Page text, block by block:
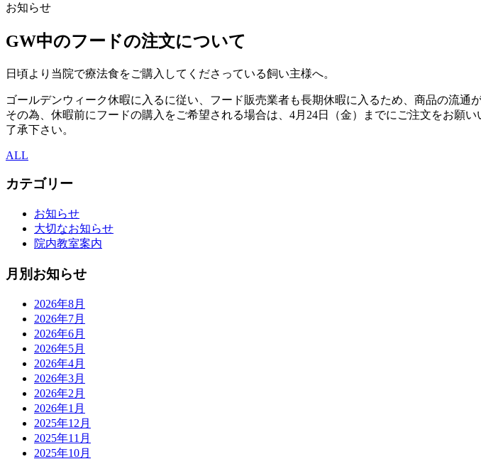
お知らせ
GW中のフードの注文について
日頃より当院で療法食をご購入してくださっている飼い主様へ。
ゴールデンウィーク休暇に入るに従い、フード販売業者も長期休暇に入るため、商品の流通
その為、休暇前にフードの購入をご希望される場合は、4月24日（金）までにご注文をお願
了承下さい。
ALL
カテゴリー
お知らせ
大切なお知らせ
院内教室案内
月別お知らせ
2026年8月
2026年7月
2026年6月
2026年5月
2026年4月
2026年3月
2026年2月
2026年1月
2025年12月
2025年11月
2025年10月